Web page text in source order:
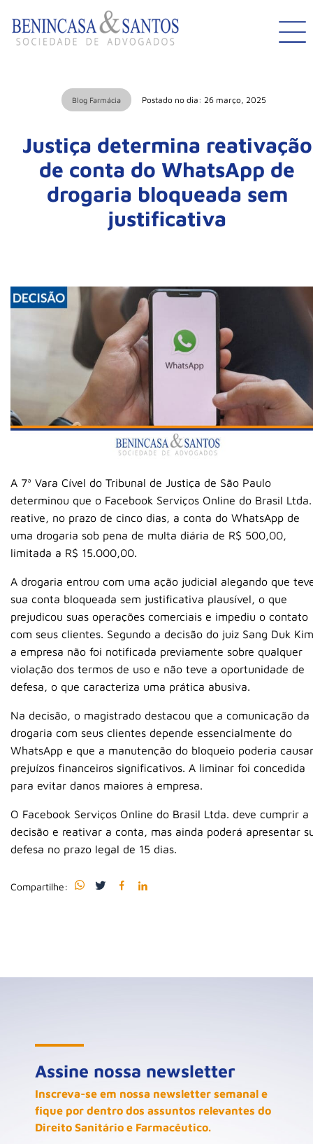
Blog Farmácia Postado no dia: 26 março, 2025
Justiça determina reativação
de conta do WhatsApp de
drogaria bloqueada sem
justificativa
A 7ª Vara Cível do Tribunal de Justiça de São Paulo
determinou que o Facebook Serviços Online do Brasil Ltda.
reative, no prazo de cinco dias, a conta do WhatsApp de
uma drogaria sob pena de multa diária de R$ 500,00,
limitada a R$ 15.000,00.
A drogaria entrou com uma ação judicial alegando que
sua conta bloqueada sem justificativa plausível, o que
prejudicou suas operações comerciais e impediu o contato
com seus clientes. Segundo a decisão do juiz Sang Duk
a empresa não foi notificada previamente sobre qualquer
violação dos termos de uso e não teve a oportunidade de
defesa, o que caracteriza uma prática abusiva.
Na decisão, o magistrado destacou que a comunicação da
drogaria com seus clientes depende essencialmente do
WhatsApp e que a manutenção do bloqueio poderia causar
prejuízos financeiros significativos. A liminar foi concedida
para evitar danos maiores à empresa.
O Facebook Serviços Online do Brasil Ltda. deve cumprir a
decisão e reativar a conta, mas ainda poderá apresentar
defesa no prazo legal de 15 dias.
Compartilhe:
Assine nossa newsletter
Inscreva-se em nossa newsletter semanal e
fique por dentro dos assuntos relevantes do
Direito Sanitário e Farmacêutico.